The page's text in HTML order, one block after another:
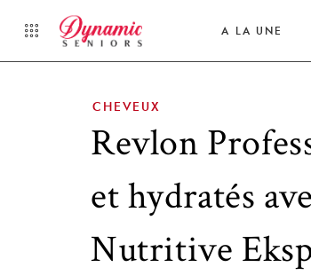
A LA UNE
CHEVEUX
Revlon
et hydratés
Nutritive